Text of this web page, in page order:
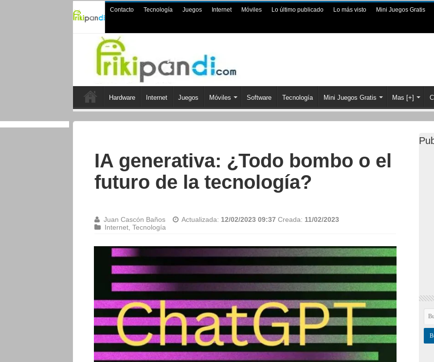
Contacto Tecnología Juegos Internet Móviles Lo último publicado Lo más visto Mini Juegos Gratis
Hardware Internet Juegos Móviles Software Tecnología Mini Juegos Gratis Mas [+]
IA generativa: ¿Todo bombo o el
futuro de la tecnología?
Juan Cascón Baños Actualizada: 12/02/2023 09:37 Creada: 11/02/2023
Internet, Tecnología